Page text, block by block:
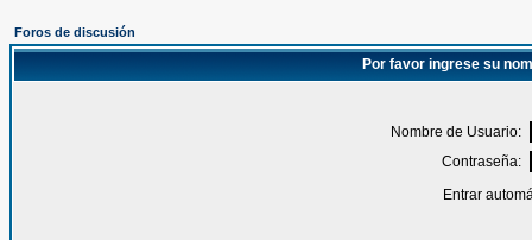
Foros de discusión
Por favor ingrese su
Nombre de Usuario:
Contraseña:
Entrar